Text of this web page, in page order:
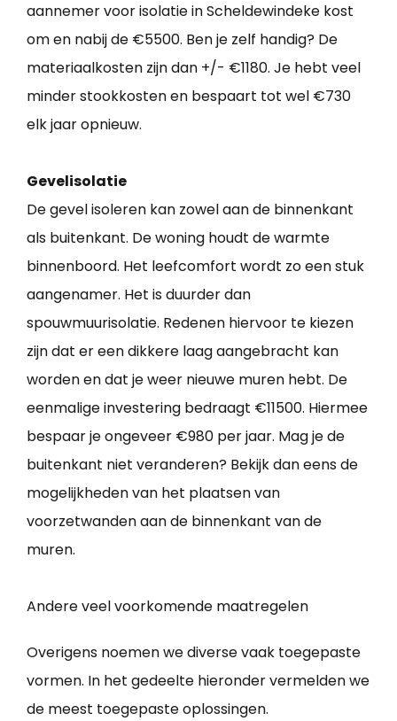
aannemer voor isolatie in Scheldewindeke kost
om en nabij de €5500. Ben je zelf handig? De
materiaalkosten zijn dan +/- €1180. Je hebt veel
minder stookkosten en bespaart tot wel €730
elk jaar opnieuw.
Gevelisolatie
De gevel isoleren kan zowel aan de binnenkant
als buitenkant. De woning houdt de warmte
binnenboord. Het leefcomfort wordt zo een stuk
aangenamer. Het is duurder dan
spouwmuurisolatie. Redenen hiervoor te kiezen
zijn dat er een dikkere laag aangebracht kan
worden en dat je weer nieuwe muren hebt. De
eenmalige investering bedraagt €11500. Hiermee
bespaar je ongeveer €980 per jaar. Mag je de
buitenkant niet veranderen? Bekijk dan eens de
mogelijkheden van het plaatsen van
voorzetwanden aan de binnenkant van de
muren.
Andere veel voorkomende maatregelen
Overigens noemen we diverse vaak toegepaste
vormen. In het gedeelte hieronder vermelden we
de meest toegepaste oplossingen.